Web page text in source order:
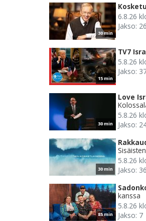
30 min
6.8.26
Jakso: 26
15 min
TV7
5.8.26
Jakso:
30 min
Love
5.8.26
Jakso:
30 min
5.8.26
Jakso:
85 min
kanssa
5.8.26
Jakso: 7